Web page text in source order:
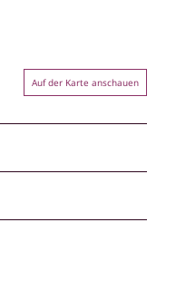
Auf der Karte anschauen